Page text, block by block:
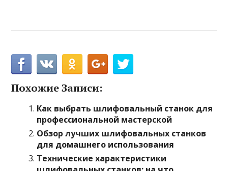
Похожие Записи:
Как выбрать шлифовальный станок для
профессиональной мастерской
Обзор лучших шлифовальных станков
для домашнего использования
Технические характеристики